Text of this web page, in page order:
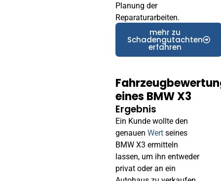
Planung der
Reparaturarbeiten.
mehr zu
Schadengutachten
erfahren
eines BMW X3
Ergebnis
Ein Kunde wollte den
genauen Wertseines
BMW X3 ermitteln
lassen, um ihn entweder
privat oder an ein